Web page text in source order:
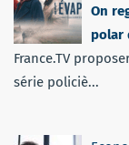
On
polar
France.TV
série policiè...